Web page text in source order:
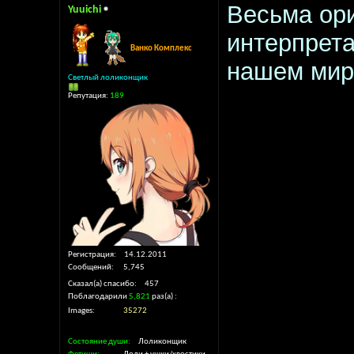
Yuuichi
Ванко Комплекс
Светлый лоликонщик
Репутация: 189
Регистрация
14.12.2011
Сообщений
5,745
Сказал(а) спасибо
457
Поблагодарили5,821 раз(а)
Images
35272
Состояние души
Лоликонщик
Весьма
нашем